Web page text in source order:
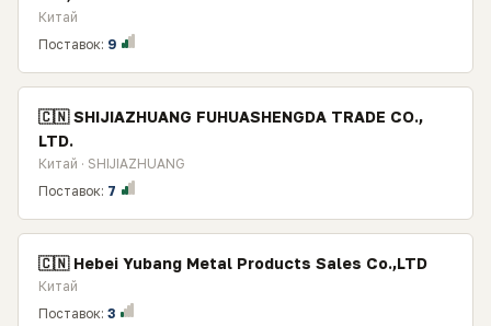
Китай
Поставок: 9
🇨🇳 SHIJIAZHUANG FUHUASHENGDA TRADE CO.,
LTD.
Китай · SHIJIAZHUANG
Поставок: 7
🇨🇳 Hebei Yubang Metal Products Sales Co.,LTD
Китай
Поставок: 3